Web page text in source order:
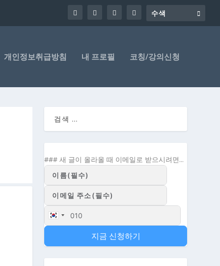
개인정보취급방침 내 프로필 코칭/강의신청
### 새 글이 올라올 때 이메일로 받으시려면...
지금 신청하기